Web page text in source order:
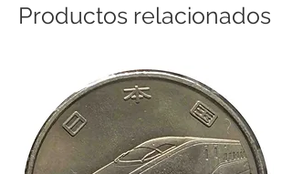
Productos relacionados